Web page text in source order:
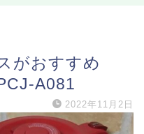
がおすすめ
A081
2022年11月2日